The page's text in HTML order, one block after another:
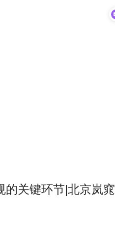
的关键环节|北京岚窕